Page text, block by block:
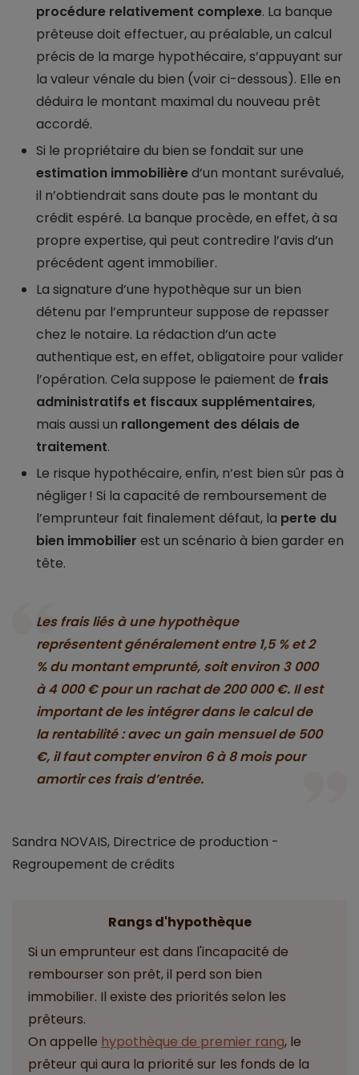
procédure relativement complexe. La banque
prêteuse doit effectuer, au préalable, un calcul
précis de la marge hypothécaire, s’appuyant sur
la valeur vénale du bien (voir ci-dessous). Elle en
déduira le montant maximal du nouveau prêt
accordé.
Si le propriétaire du bien se fondait sur une
estimation immobilièred’un montant surévalué,
il n’obtiendrait sans doute pas le montant du
crédit espéré. La banque procède, en effet, à sa
propre expertise, qui peut contredire l’avis d’un
précédent agent immobilier.
La signature d’une hypothèque sur un bien
détenu par l’emprunteur suppose de repasser
chez le notaire. La rédaction d’un acte
authentique est, en effet, obligatoire pour valider
l’opération. Cela suppose le paiement de frais
administratifs et fiscaux supplémentaires,
mais aussi un rallongement des délais de
traitement.
Le risque hypothécaire, enfin, n’est bien sûr pas à
négliger ! Si la capacité de remboursement de
l’emprunteur fait finalement défaut, la perte du
bien immobilier est un scénario à bien garder en
tête.
Les frais liés à une hypothèque
représentent généralement entre 1,5 % et 2
% du montant emprunté, soit environ 3 000
à 4 000 € pour un rachat de 200 000 €. Il est
important de les intégrer dans le calcul de
la rentabilité : avec un gain mensuel de 500
€, il faut compter environ 6 à 8 mois pour
amortir ces frais d’entrée.
Sandra NOVAIS, Directrice de production -
Regroupement de crédits
Rangs d'hypothèque
Si un emprunteur est dans l'incapacité de
rembourser son prêt, il perd son bien
immobilier. Il existe des priorités selon les
prêteurs.
On appelle hypothèque de premier rang, le
prêteur qui aura la priorité sur les fonds de la